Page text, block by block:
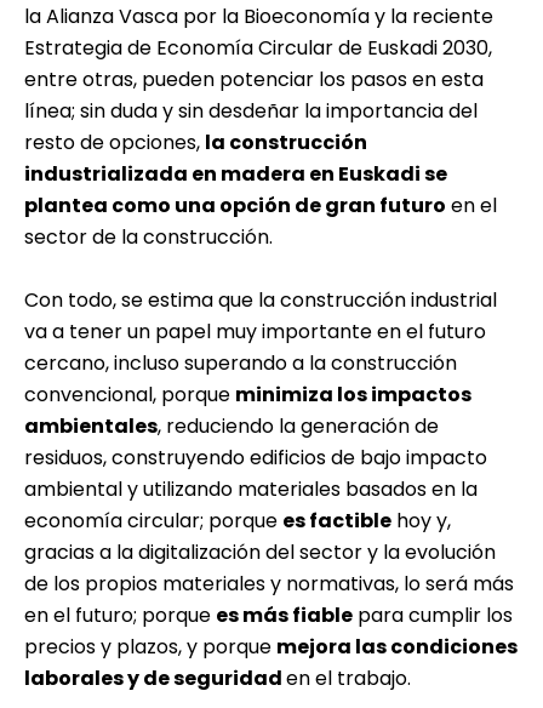
laAlianza Vasca por la Bioeconomíay la reciente
Estrategia de Economía Circular de Euskadi 2030,
entre otras, pueden potenciar los pasos en esta
línea; sin duda y sin desdeñar la importancia del
resto de opciones, la construcción
industrializada en madera en Euskadi se
plantea como una opción de gran futuro en el
sector de la construcción.
Con todo, se estima que la construcción industrial
va a tener un papel muy importante en el futuro
cercano, incluso superando a la construcción
convencional, porque minimiza los impactos
ambientales, reduciendo la generación de
residuos, construyendo edificios de bajo impacto
ambiental y utilizando materiales basados en la
economía circular; porque es factible hoy y,
gracias a la digitalización del sector y la evolución
de los propios materiales y normativas, lo será más
en el futuro; porque es más fiable para cumplir los
precios y plazos, y porque mejora las condiciones
laborales y de seguridaden el trabajo.